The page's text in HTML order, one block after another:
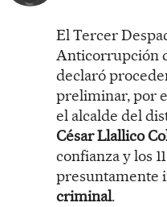
El Tercer
Anticorrupción
declaró
preliminar, por
el alcalde del
César Llallico
confianza y los
presuntamente
criminal.